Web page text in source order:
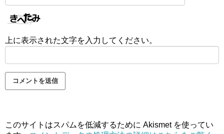
上に表示された文字を入力してください。
このサイトはスパムを低減するために Akismet を使ってい